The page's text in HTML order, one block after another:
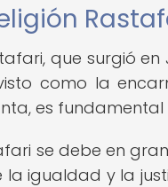
que surgió
como la
es fundamental
se debe en
igualdad y la